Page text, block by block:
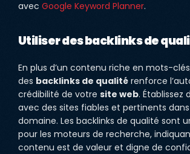
avec Google Keyword Planner.
Utiliser des backlinks de
En plus d’un contenu riche en mots-
des backlinks de qualitérenforce
crédibilité de votre site web. Établissez
avec des sites fiables et pertinents
domaine. Les backlinks de qualité sont
pour les moteurs de recherche,
contenu est de valeur et digne de